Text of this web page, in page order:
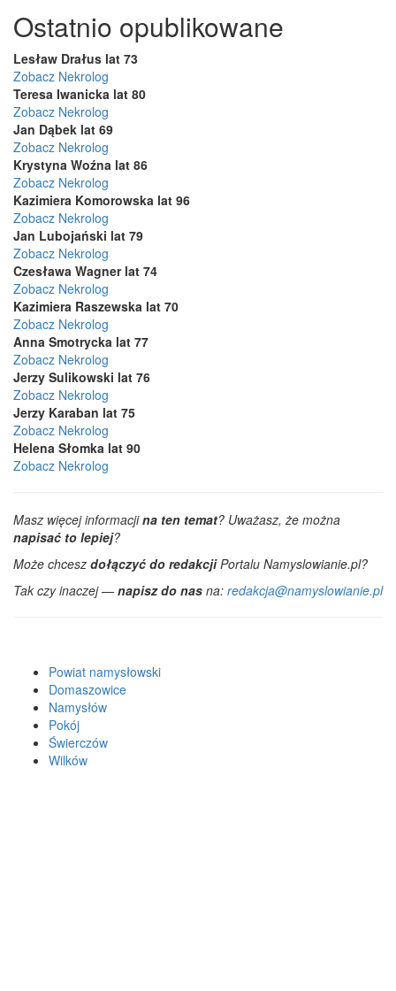
Ostatnio opublikowane
Lesław Drałus lat 73
Zobacz Nekrolog
Teresa Iwanicka lat 80
Zobacz Nekrolog
Jan Dąbek lat 69
Zobacz Nekrolog
Krystyna Woźna lat 86
Zobacz Nekrolog
Kazimiera Komorowska lat 96
Zobacz Nekrolog
Jan Lubojański lat 79
Zobacz Nekrolog
Czesława Wagner lat 74
Zobacz Nekrolog
Kazimiera Raszewska lat 70
Zobacz Nekrolog
Anna Smotrycka lat 77
Zobacz Nekrolog
Jerzy Sulikowski lat 76
Zobacz Nekrolog
Jerzy Karaban lat 75
Zobacz Nekrolog
Helena Słomka lat 90
Zobacz Nekrolog
Masz więcej informacjina ten temat? Uważasz, że można
napisać to lepiej?
Może chcesz dołączyć do redakcjiPortalu Namyslowianie.pl?
Tak czy inaczej —napisz do nas na: redakcja@namyslowianie.pl
Powiat namysłowski
Domaszowice
Namysłów
Pokój
Świerczów
Wilków